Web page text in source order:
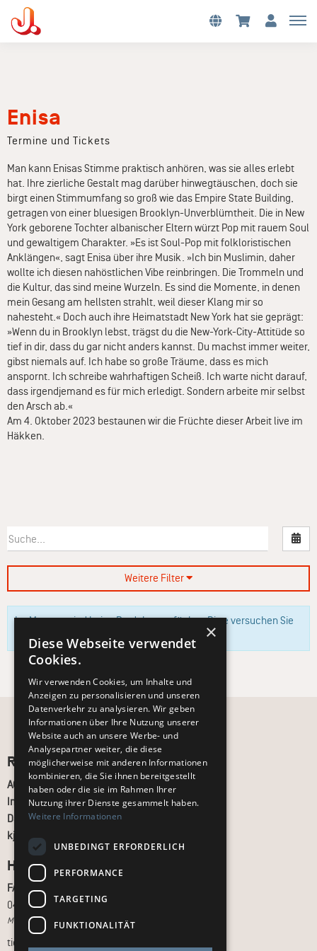
Enisa
Termine und Tickets
Man kann Enisas Stimme praktisch anhören, was sie alles erlebt
hat. Ihre zierliche Gestalt mag darüber hinwegtäuschen, doch sie
birgt einen Stimmumfang so groß wie das Empire State Building,
getragen von einer bluesigen Brooklyn-Unverblümtheit. Die in New
York geborene Tochter albanischer Eltern würzt Pop mit rauem Soul
und gewaltigem Charakter. »Es ist Soul-Pop mit folkloristischen
Anklängen«, sagt Enisa über ihre Musik. »Ich bin Muslimin, daher
wollte ich diesen nahöstlichen Vibe reinbringen. Die Trommeln und
die Kultur, das sind meine Wurzeln. Es sind die Momente, in denen
mein Gesang am hellsten strahlt, weil dieser Klang mir so
nahesteht.« Doch auch ihre Heimatstadt New York hat sie geprägt:
»Wenn du in Brooklyn lebst, trägst du die New-York-City-Attitüde so
tief in dir, dass du gar nicht anders kannst. Du machst immer weiter,
gibst niemals auf. Ich habe so große Träume, dass es mich
anspornt. Ich schreibe wahrhaftigen Scheiß. Ich warte nicht darauf,
dass irgendjemand es für mich erledigt. Sondern arbeite mir selbst
den Arsch ab.«
Am 4. Oktober 2023 bestaunen wir die Früchte dieser Arbeit live im
Häkken.
Weitere Filter
Im Moment sind keine Produkte verfügbar. Bitte versuchen Sie
Recht und Ordnung
AGB
Impressum
Datenschutz
kj.de
Hilfe & Support
FAQ
040 - 413 22 60
Montag bis Freitag, 10:00 bis 18:00 Uhr
tickets@kj.de
×
Diese Webseite verwendet
Cookies.
Wir verwenden Cookies, um Inhalte und
Anzeigen zu personalisieren und unseren
Datenverkehr zu analysieren. Wir geben
Informationen über Ihre Nutzung unserer
Website auch an unsere Werbe- und
Analysepartner weiter, die diese
möglicherweise mit anderen Informationen
kombinieren, die Sie ihnen bereitgestellt
haben oder die sie im Rahmen Ihrer
Nutzung ihrer Dienste gesammelt haben.
Weitere Informationen
UNBEDINGT ERFORDERLICH
PERFORMANCE
TARGETING
FUNKTIONALITÄT